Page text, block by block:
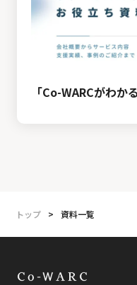
「Co-WARCがわか
トップ > 資料一覧